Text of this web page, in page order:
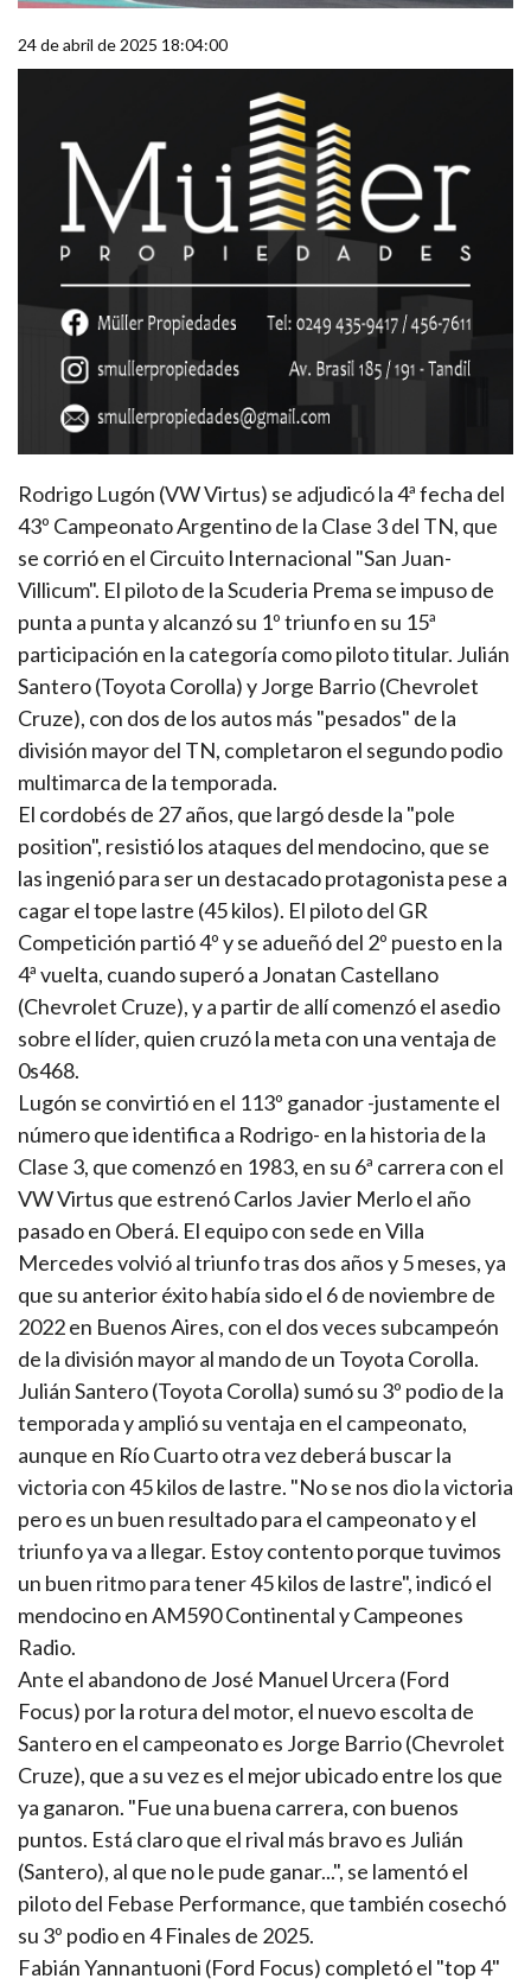
24 de abril de 2025 18:04:00
Rodrigo Lugón (VW Virtus) se adjudicó la 4ª fecha del
43º Campeonato Argentino de la Clase 3 del TN, que
se corrió en el Circuito Internacional "San Juan-
Villicum". El piloto de la Scuderia Prema se impuso de
punta a punta y alcanzó su 1º triunfo en su 15ª
participación en la categoría como piloto titular. Julián
Santero (Toyota Corolla) y Jorge Barrio (Chevrolet
Cruze), con dos de los autos más "pesados" de la
división mayor del TN, completaron el segundo podio
multimarca de la temporada.
El cordobés de 27 años, que largó desde la "pole
position", resistió los ataques del mendocino, que se
las ingenió para ser un destacado protagonista pese a
cagar el tope lastre (45 kilos). El piloto del GR
Competición partió 4º y se adueñó del 2º puesto en la
4ª vuelta, cuando superó a Jonatan Castellano
(Chevrolet Cruze), y a partir de allí comenzó el asedio
sobre el líder, quien cruzó la meta con una ventaja de
0s468.
Lugón se convirtió en el 113º ganador -justamente el
número que identifica a Rodrigo- en la historia de la
Clase 3, que comenzó en 1983, en su 6ª carrera con el
VW Virtus que estrenó Carlos Javier Merlo el año
pasado en Oberá. El equipo con sede en Villa
Mercedes volvió al triunfo tras dos años y 5 meses, ya
que su anterior éxito había sido el 6 de noviembre de
2022 en Buenos Aires, con el dos veces subcampeón
de la división mayor al mando de un Toyota Corolla.
Julián Santero (Toyota Corolla) sumó su 3º podio de la
temporada y amplió su ventaja en el campeonato,
aunque en Río Cuarto otra vez deberá buscar la
victoria con 45 kilos de lastre. "No se nos dio la victoria
pero es un buen resultado para el campeonato y el
triunfo ya va a llegar. Estoy contento porque tuvimos
un buen ritmo para tener 45 kilos de lastre", indicó el
mendocino en AM590 Continental y Campeones
Radio.
Ante el abandono de José Manuel Urcera (Ford
Focus) por la rotura del motor, el nuevo escolta de
Santero en el campeonato es Jorge Barrio (Chevrolet
Cruze), que a su vez es el mejor ubicado entre los que
ya ganaron. "Fue una buena carrera, con buenos
puntos. Está claro que el rival más bravo es Julián
(Santero), al que no le pude ganar...", se lamentó el
piloto del Febase Performance, que también cosechó
su 3º podio en 4 Finales de 2025.
Fabián Yannantuoni (Ford Focus) completó el "top 4"